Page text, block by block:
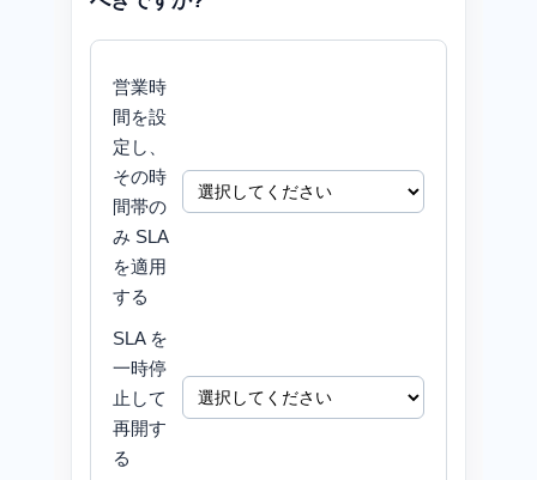
営業時
間を設
定し、
その時
間帯の
み SLA
を適用
する
SLA を
一時停
止して
再開す
る